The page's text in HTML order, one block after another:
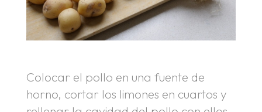
Colocar el pollo en una fuente de
horno, cortar los limones en cuartos y